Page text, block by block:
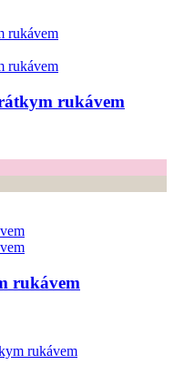
rukávem
rukávem